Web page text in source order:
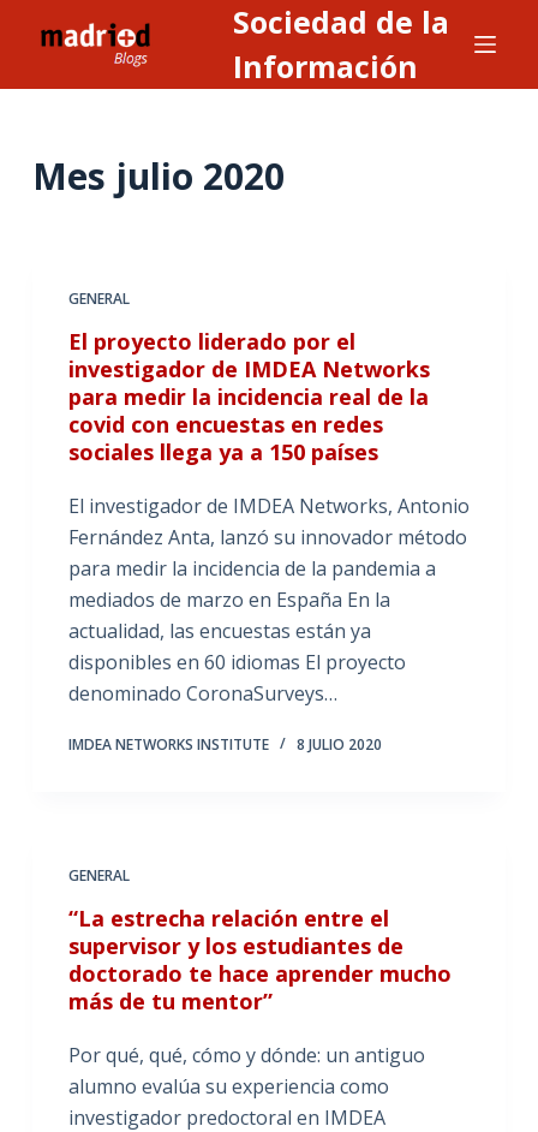
l
Sociedad de la
Información
Mes julio 2020
GENERAL
El proyecto liderado por el
investigador de IMDEA Networks
para medir la incidencia real de la
covid con encuestas en redes
sociales llega ya a 150 países
El investigador de IMDEA Networks, Antonio
Fernández Anta, lanzó su innovador método
para medir la incidencia de la pandemia a
mediados de marzo en España En la
actualidad, las encuestas están ya
disponibles en 60 idiomas El proyecto
denominado CoronaSurveys…
IMDEA NETWORKS INSTITUTE 8 JULIO 2020
GENERAL
“La estrecha relación entre el
supervisor y los estudiantes de
doctorado te hace aprender mucho
más de tu mentor”
Por qué, qué, cómo y dónde: un antiguo
alumno evalúa su experiencia como
investigador predoctoral en IMDEA